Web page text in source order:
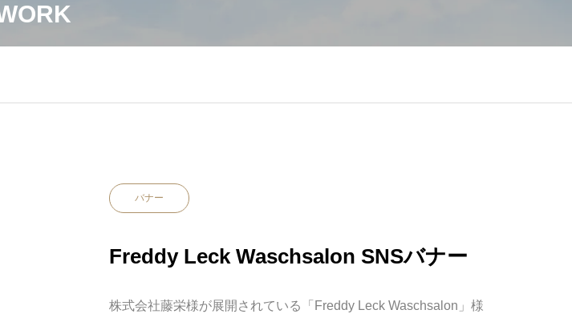
バナー
Freddy Leck Waschsalon SNSバナー
株式会社藤栄様が展開されている「 Freddy Leck Waschsalon」様